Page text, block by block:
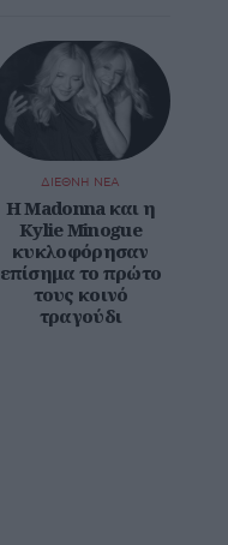
ΔΙΕΘΝΗ ΝΕΑ
Η Madonna και η
Kylie Minogue
κυκλοφόρησαν
επίσημα το πρώτο
τους κοινό
τραγούδι